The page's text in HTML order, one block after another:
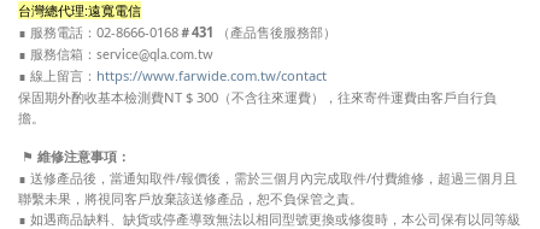
台灣總代理:遠寬電信
∎ 服務電話：02-8666-0168＃431
（產品售後服務部）
∎ 服務信箱： service@qla.com.tw
∎ 線上留言 ： https://www.farwide.com.tw/contact
保固期外酌收基本檢測費NT $ 300 （不含往來運費），往來寄件運費由客戶自行負
擔。
⚑ 維修注意事項：
∎ 送修產品後，當通知取件/報價後，需於三個月內完成取件/付費維修，超過三個月且
聯繫未果，將視同客戶放棄該送修產品，恕不負保管之責。
∎ 如遇商品缺料、缺貨或停產導致無法以相同型號更換或修復時，本公司保有以同等級